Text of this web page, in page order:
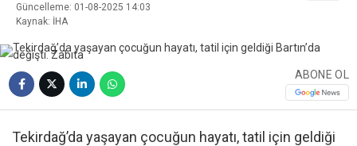
Güncelleme: 01-08-2025 14:03
Kaynak: İHA
ABONE OL
Tekirdağ’da yaşayan çocuğun hayatı, tatil için geldiği